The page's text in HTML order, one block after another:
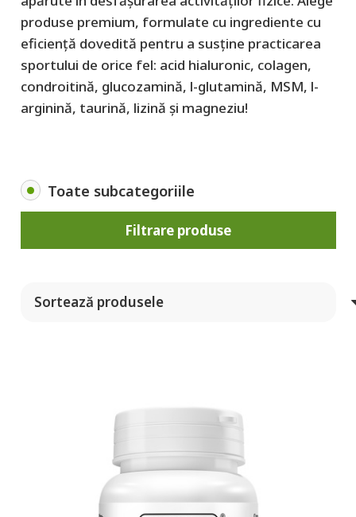
produse premium, formulate cu ingrediente cu
eficiență dovedită pentru a susține practicarea
sportului de orice fel: acid hialuronic, colagen,
condroitină, glucozamină, l-glutamină, MSM, l-
arginină, taurină, lizină și magneziu!
Toate subcategoriile
Filtrare produse